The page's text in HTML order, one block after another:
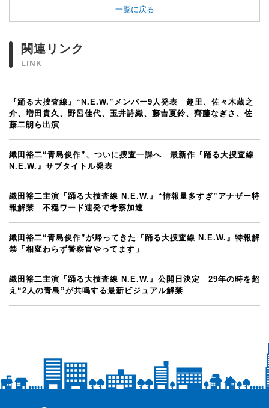
一覧に戻る
関連リンク
LINK
『踊る大捜査線』“N.E.W.”メンバー9人発表 趣里、佐々木蔵之
介、増田貴久、野呂佳代、玉井詩織、藤吉夏鈴、齊藤なぎさ、佐
藤二朗ら出演
織田裕二“青島俊作”、ついに捜査一課へ 最新作『踊る大捜査線
N.E.W.』サブタイトル発表
織田裕二主演『踊る大捜査線 N.E.W.』“情報量多すぎ”アナザー特
報解禁 不穏ワード連発で考察加速
織田裕二“青島俊作”が帰ってきた『踊る大捜査線 N.E.W.』特報解
禁「相変わらず警察官やってます」
織田裕二主演『踊る大捜査線 N.E.W.』公開日決定 29年の時を超
え“2人の青島”が共鳴する最新ビジュアル解禁